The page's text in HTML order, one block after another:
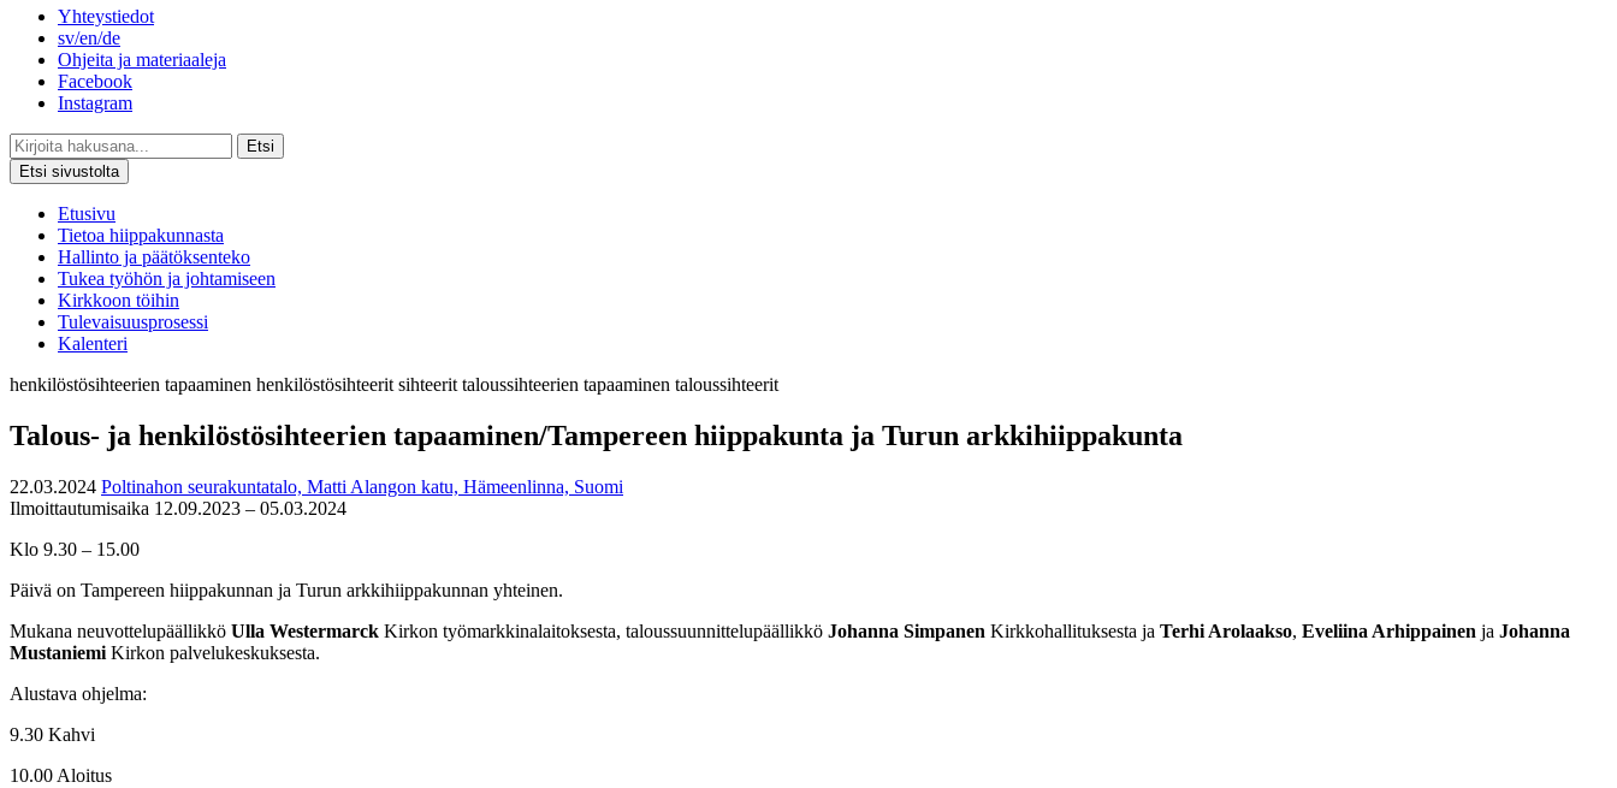
Yhteystiedot
sv/en/de
Ohjeita ja materiaaleja
Facebook
Instagram
Etsi
Etsi sivustolta
Etusivu
Tietoa hiippakunnasta
Hallinto ja päätöksenteko
Tukea työhön ja johtamiseen
Kirkkoon töihin
Tulevaisuusprosessi
Kalenteri
henkilöstösihteerien tapaaminen henkilöstösihteerit sihteerit taloussihteerien tapaaminen taloussihteerit
Talous- ja henkilöstösihteerien tapaaminen/Tampereen hiippakunta ja Turun arkkihiippakunta
22.03.2024 Poltinahon seurakuntatalo, Matti Alangon katu, Hämeenlinna, Suomi
Ilmoittautumisaika 12.09.2023 – 05.03.2024
Klo 9.30 – 15.00
Päivä on Tampereen hiippakunnan ja Turun arkkihiippakunnan yhteinen.
Mukana neuvottelupäällikkö Ulla Westermarck Kirkon työmarkkinalaitoksesta, taloussuunnittelupäällikkö Johanna Simpanen Kirkkohallituksesta ja Terhi Arolaakso, Eveliina Arhippainen ja Johanna
Mustaniemi Kirkon palvelukeskuksesta.
Alustava ohjelma:
9.30 Kahvi
10.00 Aloitus